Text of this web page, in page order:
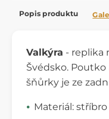
Popis produktu
Valkýra - replika
Švédsko.
šňůrky je ze
Materiál: stříbro